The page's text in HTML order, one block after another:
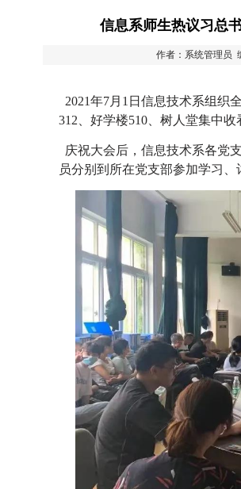
信息系师生热议习总
作者：系统管理员
2021年7月1日信息技术系组织
312、好学楼510、树人堂集中
庆祝大会后，信息技术系各党
员分别到所在党支部参加学习、